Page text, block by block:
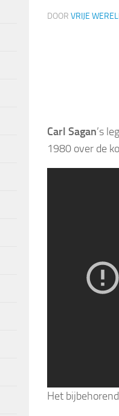
DOOR VRIJE
Carl Sagan’s
1980 over de
Het